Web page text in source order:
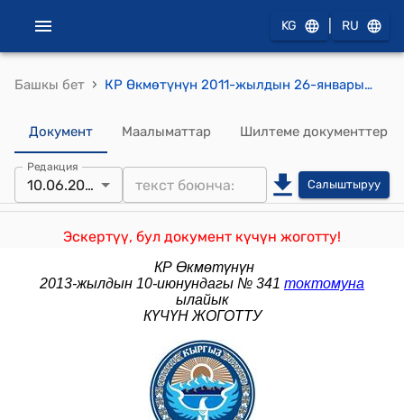
KG RU
Башкы бет › КР Өкмөтүнүн 2011-жылдын 26-январындагы №28 "Кыргыз Республикасынын Өкмөтүнүн Регламенти жөнүндө" токтому
Документ Маалыматтар Шилтеме документтер
Редакция
10.06.2013 Салыштыруу
Эскертүү, бул документ күчүн жоготту!